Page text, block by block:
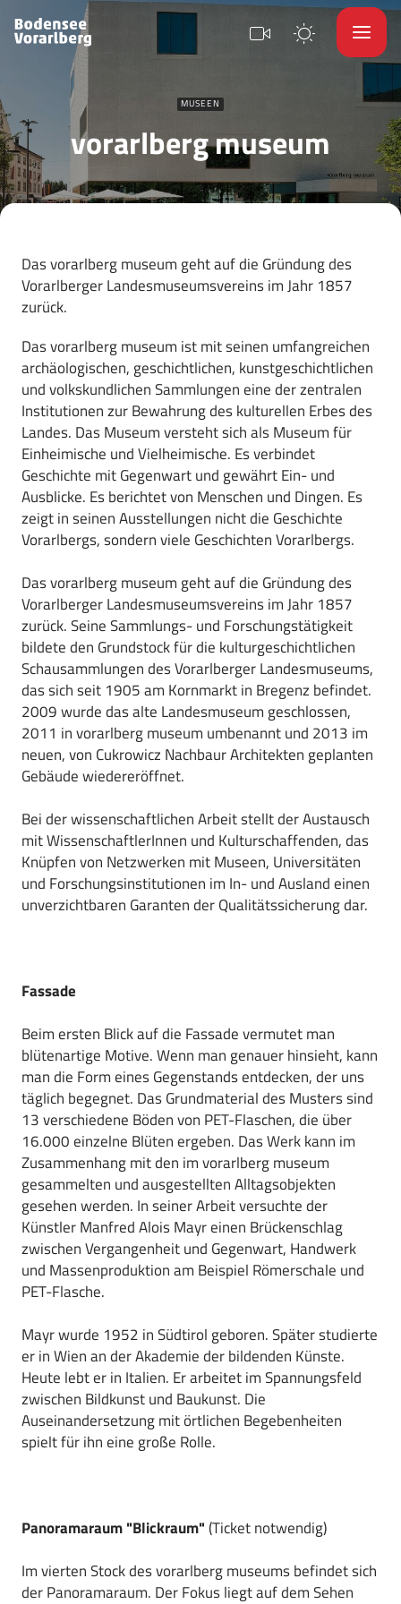
MUSEEN
vorarlberg museum
Das vorarlberg museum geht auf die Gründung des
Vorarlberger Landesmuseumsvereins im Jahr 1857
zurück.
Das vorarlberg museum ist mit seinen umfangreichen
archäologischen, geschichtlichen, kunstgeschichtlichen
und volkskundlichen Sammlungen eine der zentralen
Institutionen zur Bewahrung des kulturellen Erbes des
Landes. Das Museum versteht sich als Museum für
Einheimische und Vielheimische. Es verbindet
Geschichte mit Gegenwart und gewährt Ein- und
Ausblicke. Es berichtet von Menschen und Dingen. Es
zeigt in seinen Ausstellungen nicht die Geschichte
Vorarlbergs, sondern viele Geschichten Vorarlbergs.
Das vorarlberg museum geht auf die Gründung des
Vorarlberger Landesmuseumsvereins im Jahr 1857
zurück. Seine Sammlungs- und Forschungstätigkeit
bildete den Grundstock für die kulturgeschichtlichen
Schausammlungen des Vorarlberger Landesmuseums,
das sich seit 1905 am Kornmarkt in Bregenz befindet.
2009 wurde das alte Landesmuseum geschlossen,
2011 in vorarlberg museum umbenannt und 2013 im
neuen, von Cukrowicz Nachbaur Architekten geplanten
Gebäude wiedereröffnet.
Bei der wissenschaftlichen Arbeit stellt der Austausch
mit WissenschaftlerInnen und Kulturschaffenden, das
Knüpfen von Netzwerken mit Museen, Universitäten
und Forschungsinstitutionen im In- und Ausland einen
unverzichtbaren Garanten der Qualitätssicherung dar.
Fassade
Beim ersten Blick auf die Fassade vermutet man
blütenartige Motive. Wenn man genauer hinsieht, kann
man die Form eines Gegenstands entdecken, der uns
täglich begegnet. Das Grundmaterial des Musters sind
13 verschiedene Böden von PET-Flaschen, die über
16.000 einzelne Blüten ergeben. Das Werk kann im
Zusammenhang mit den im vorarlberg museum
gesammelten und ausgestellten Alltagsobjekten
gesehen werden. In seiner Arbeit versuchte der
Künstler Manfred Alois Mayr einen Brückenschlag
zwischen Vergangenheit und Gegenwart, Handwerk
und Massenproduktion am Beispiel Römerschale und
PET-Flasche.
Mayr wurde 1952 in Südtirol geboren. Später studierte
er in Wien an der Akademie der bildenden Künste.
Heute lebt er in Italien. Er arbeitet im Spannungsfeld
zwischen Bildkunst und Baukunst. Die
Auseinandersetzung mit örtlichen Begebenheiten
spielt für ihn eine große Rolle.
Panoramaraum "Blickraum"(Ticket notwendig)
Im vierten Stock des vorarlberg museums befindet sich
der Panoramaraum. Der Fokus liegt auf dem Sehen